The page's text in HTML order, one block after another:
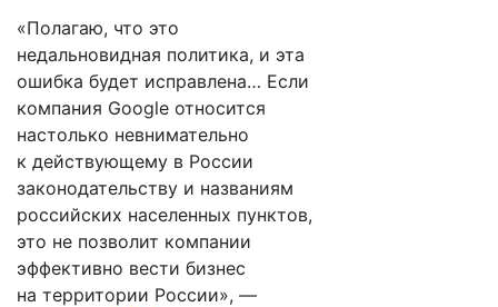
«Полагаю, что это
недальновидная политика, и эта
ошибка будет исправлена… Если
компания Google относится
настолько невнимательно
к действующему в России
законодательству и названиям
российских населенных пунктов,
это не позволит компании
эффективно вести бизнес
на территории России», —